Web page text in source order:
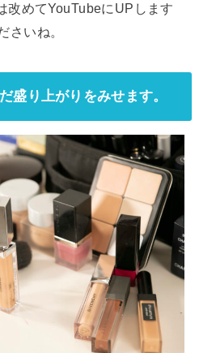
改めてYouTubeにUPします
さいね。
盛り上がりをみせます。